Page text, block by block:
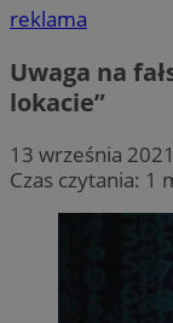
reklama
Uwaga na
lokacie”
13 września
Czas czytania: 1